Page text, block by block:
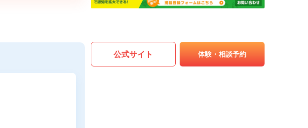
公式サイト 体験・相談予約